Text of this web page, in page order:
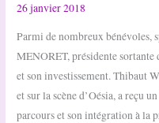
26 janvier 2018
Parmi de nombreux bénévoles,
MENORET, présidente sortante
et son investissement. Thibaut
et sur la scène d’Oésia, a reçu
parcours et son intégration à